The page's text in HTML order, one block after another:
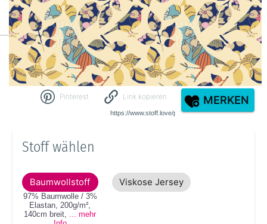
Pinterest Link kopieren MERKEN
Stoff wählen
Baumwollstoff
97% Baumwolle / 3%
Elastan 200g/m²
140cm breit
... mehr
Viskose Jersey